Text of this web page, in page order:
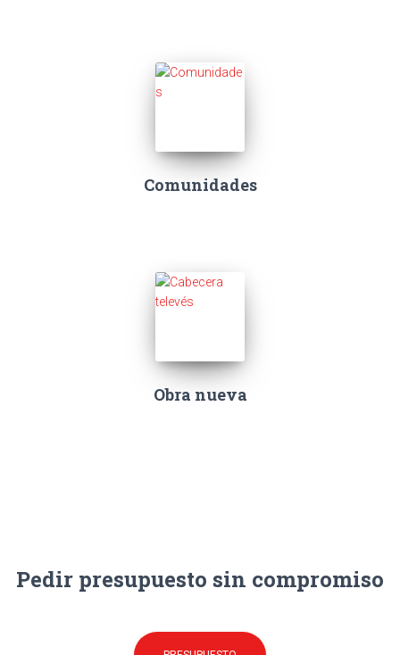
Comunidades
Obra nueva
Pedir presupuesto sin compromiso